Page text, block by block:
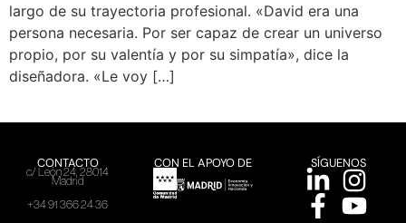
largo de su trayectoria profesional. «David era una
persona necesaria. Por ser capaz de crear un universo
propio, por su valentía y por su simpatía», dice la
diseñadora. «Le voy […]
CONTACTO
c/ León 24, 28014
Madrid
+34 91 366 24 36
CON EL APOYO DE SÍGUENOS